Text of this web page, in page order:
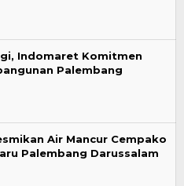
Indomaret Komitmen
Palembang
Air Mancur Cempako
Palembang Darussalam